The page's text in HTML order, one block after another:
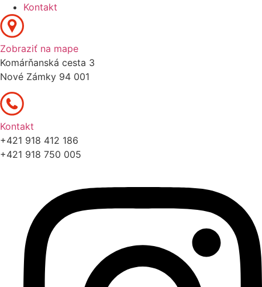
Kontakt
Zobraziť na mape
Komárňanská cesta 3
Nové Zámky 94 001
Kontakt
+421 918 412 186
+421 918 750 005